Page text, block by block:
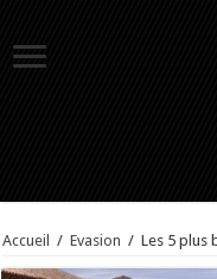
Accueil / Evasion / Les 5 plus